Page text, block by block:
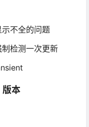
不全的问题
检测一次更新
版本